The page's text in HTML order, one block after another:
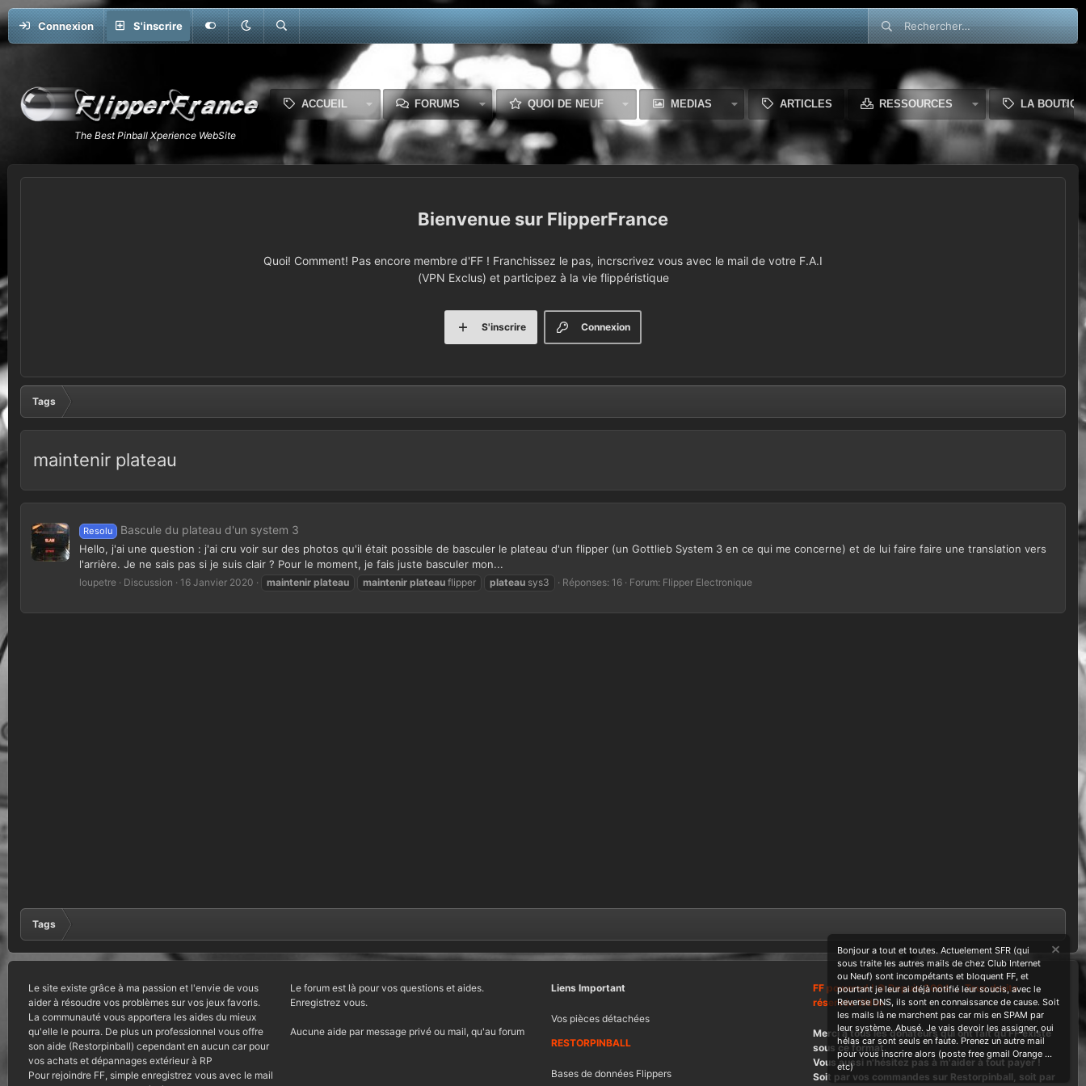
Connexion S'inscrire
ACCUEIL FORUMS QUOI DE NEUF MEDIAS ARTICLES RESSOURCES LA
FlipperFrance
Quoi! Comment! Pas encore membre d'FF ! Franchissez le pas, incrscrivez vous avec le mail de votre F.A.I
(VPN Exclus) et participez à la vie flippéristique
Connexion
S'inscrire
Tags
maintenir plateau
Resolu Bascule du plateau d'un system 3
Hello, j'ai une question : j'ai cru voir sur des photos qu'il était possible de basculer le plateau d'un flipper (un Gottlieb System 3 en ce qui me concerne) et de lui faire faire une translation vers
l'arrière. Je ne sais pas si je suis clair ? Pour le moment, je fais juste basculer mon...
loupetre Discussion 16 Janvier 2020 maintenir plateau maintenir plateau flipper plateau sys3 Réponses: 16 Forum: Flipper Electronique
Tags
Le site existe grâce à ma passion et l'envie de vous
aider à résoudre vos problèmes sur vos jeux favoris.
La communauté vous apportera les aides du mieux
qu'elle le pourra. De plus un professionnel vous offre
son aide (Restorpinball) cependant en aucun car pour
vos achats et dépannages extérieur à RP
Pour rejoindre FF, simple enregistrez vous avec le mail
Le forum est là pour vos questions et aides.
Enregistrez vous.
Aucune aide par message privé ou mail, qu'au forum
Liens Important
Vos pièces détachées
RESTORPINBALL
Bases de données Flippers
FF powered ! © Depuis 2004 ....Tous droits
réservés Wdes
Merci à tous les donateurs qui ont fait qu'FF existe
sous ce format.
Vous aussi n'hésitez pas à m'aider à tout payer !
Soit par vos commandes sur Restorpinball, soit par
Bonjour a tout et toutes. Actuelement SFR (qui
sous traite les autres mails de chez Club Internet
ou Neuf) sont incompétants et bloquent FF, et
pourtant je leur ai déjà notifié leur soucis, avec le
Reverse DNS, ils sont en connaissance de cause. Soit
les mails là ne marchent pas car mis en SPAM par
leur système. Abusé. Je vais devoir les assigner, oui
hélas car sont seuls en faute. Prenez un autre mail
pour vous inscrire alors (poste free gmail Orange ...
etc)